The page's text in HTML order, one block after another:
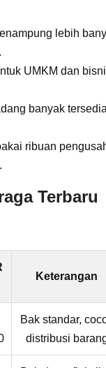
lebih
UMKM dan
banyak
ribuan
Terbaru
Keterangan
Bak standar,
distribusi